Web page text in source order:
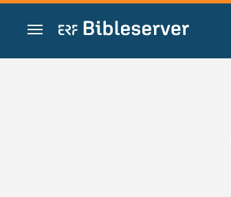
Zum Inhalt springen